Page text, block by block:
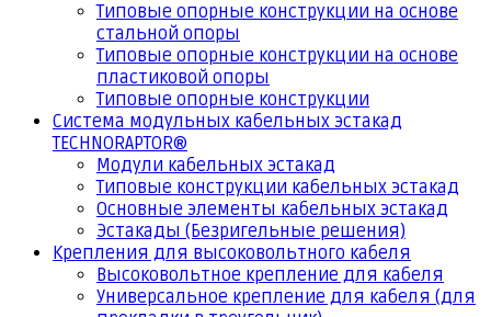
Типовые опорные конструкции на основе
стальной опоры
Типовые опорные конструкции на основе
пластиковой опоры
Типовые опорные конструкции
Система модульных кабельных эстакад
TECHNORAPTOR®
Модули кабельных эстакад
Типовые конструкции кабельных эстакад
Основные элементы кабельных эстакад
Эстакады (Безригельные решения)
Крепления для высоковольтного кабеля
Высоковольтное крепление для кабеля
Универсальное крепление для кабеля (для